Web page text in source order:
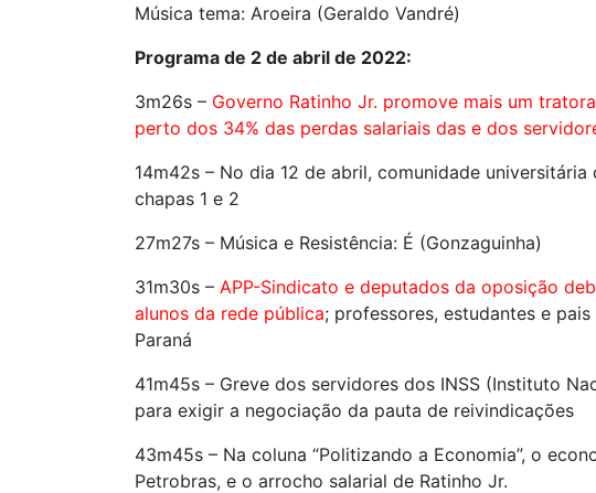
Música tema: Aroeira (Geraldo Vandré)
Programa de 2 de abril de 2022:
3m26s – Governo Ratinho Jr. promove mais um
perto dos 34% das perdas salariais das e dos
14m42s – No dia 12 de abril, comunidade
chapas 1 e 2
27m27s – Música e Resistência: É (Gonzaguinha)
31m30s – APP-Sindicato e deputados da oposição
alunos da rede pública; professores, estudantes e
Paraná
41m45s – Greve dos servidores dos INSS (Instituto
para exigir a negociação da pauta de reivindicações
43m45s – Na coluna “Politizando a Economia”, o
Petrobras, e o arrocho salarial de Ratinho Jr.